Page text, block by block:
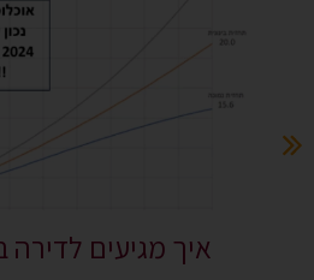
איך מגיעים לדירה